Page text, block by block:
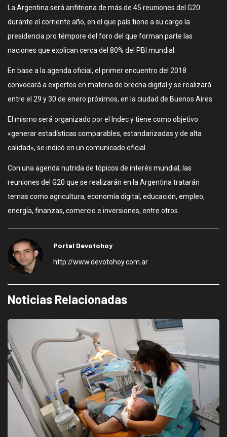
La Argentina será anfitriona de más de 45 reuniones del G20
durante el corriente año, en el que país tiene a su cargo la
presidencia pro témpore del foro del que forman parte las
naciones que explican cerca del 80% del PBI mundial.
En base a la agenda oficial, el primer encuentro del 2018
convocará a expertos en materia de brecha digital y se realizará
entre el 29 y 30 de enero próximos, en la ciudad de Buenos Aires.
El mismo será organizado por el Indec y tiene como objetivo
«generar estadísticas comparables, estandarizadas y de alta
calidad», se indicó en un comunicado oficial.
Con una agenda nutrida de tópicos de interés mundial, las
reuniones del G20 que se realizarán en la Argentina tratarán
temas como agricultura, economía digital, educación, empleo,
energía, finanzas, comercio e inversiones, entre otros.
Portal Devotohoy
http://www.devotohoy.com.ar
Noticias Relacionadas